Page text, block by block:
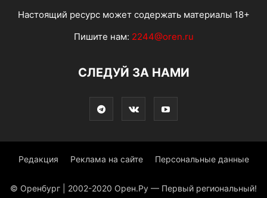
Настоящий ресурс может содержать материалы 18+
Пишите нам: 2244@oren.ru
СЛЕДУЙ ЗА НАМИ
Редакция Реклама на сайте Персональные данные
© Оренбург | 2002-2020 Орен.Ру — Первый региональный!